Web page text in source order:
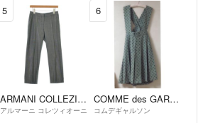
5
ARMANI COLLEZIONI
アルマーニ コレツィオーニ
6
COMME des GARCONS
コムデギャルソン